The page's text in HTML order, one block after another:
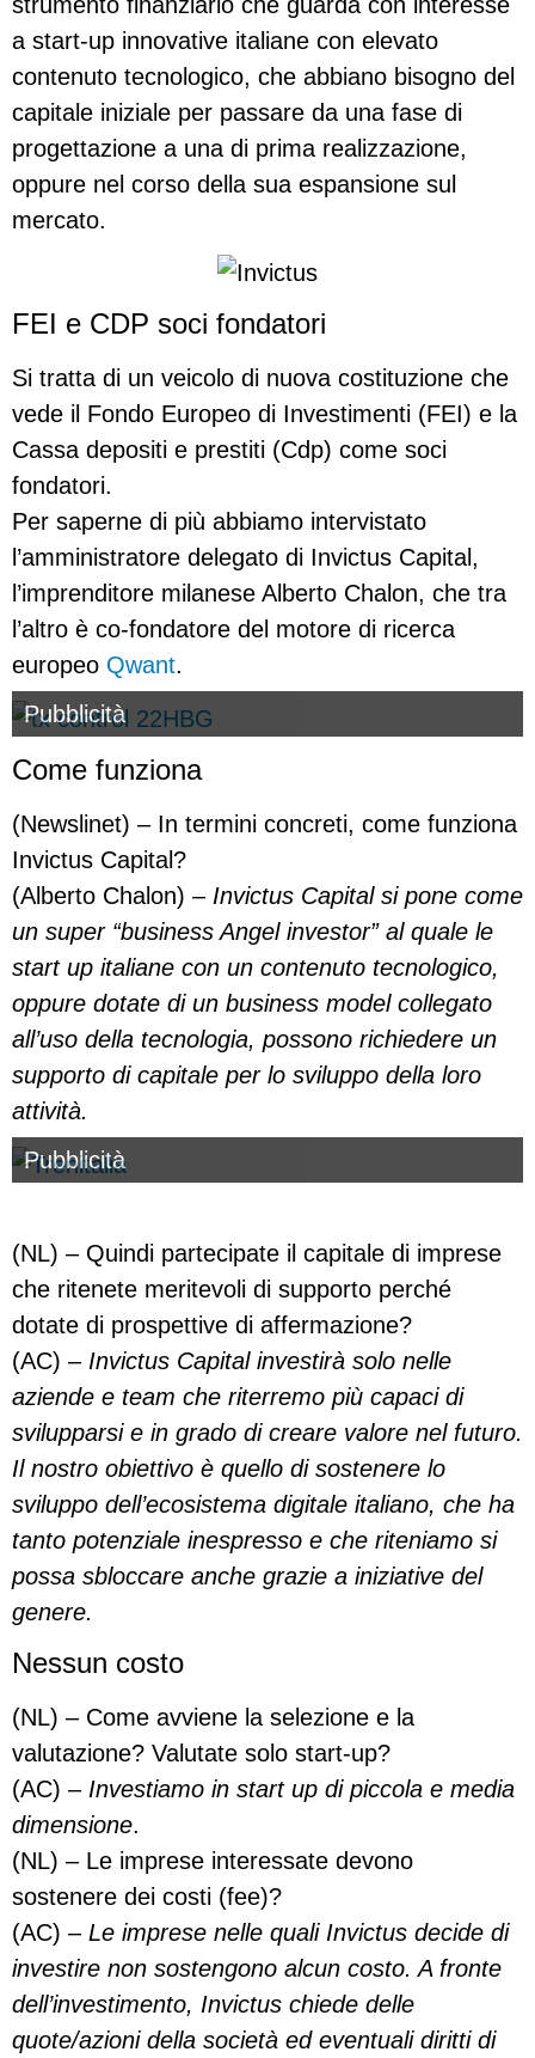
a start-up innovative italiane con elevato
contenuto tecnologico, che abbiano bisogno del
capitale iniziale per passare da una fase di
progettazione a una di prima realizzazione,
oppure nel corso della sua espansione sul
mercato.
FEI e CDP soci fondatori
Si tratta di un veicolo di nuova costituzione che
vede il Fondo Europeo di Investimenti (FEI) e la
Cassa depositi e prestiti (Cdp) come soci
fondatori.
Per saperne di più abbiamo intervistato
l’amministratore delegato di Invictus Capital,
l’imprenditore milanese Alberto Chalon, che tra
l’altro è co-fondatore del motore di ricerca
europeo Qwant.
Pubblicità
Come funziona
(Newslinet) – In termini concreti, come funziona
Invictus Capital?
(Alberto Chalon) – Invictus Capital si pone come
un super “business Angel investor” al quale le
start up italiane con un contenuto tecnologico,
oppure dotate di un business model collegato
all’uso della tecnologia, possono richiedere un
supporto di capitale per lo sviluppo della loro
attività.
Pubblicità
(NL) – Quindi partecipate il capitale di imprese
che ritenete meritevoli di supporto perché
dotate di prospettive di affermazione?
(AC) – Invictus Capital investirà solo nelle
aziende e team che riterremo più capaci di
svilupparsi e in grado di creare valore nel futuro.
Il nostro obiettivo è quello di sostenere lo
sviluppo dell’ecosistema digitale italiano, che ha
tanto potenziale inespresso e che riteniamo si
possa sbloccare anche grazie a iniziative del
genere.
Nessun costo
(NL) – Come avviene la selezione e la
valutazione? Valutate solo start-up?
(AC) – Investiamo in start up di piccola e media
dimensione.
(NL) – Le imprese interessate devono
sostenere dei costi (fee)?
(AC) – Le imprese nelle quali Invictus decide di
investire non sostengono alcun costo. A fronte
dell’investimento, Invictus chiede delle
quote/azioni della società ed eventuali diritti di